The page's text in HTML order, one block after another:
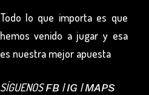
Todo lo que importa es que
hemos venido a jugar y esa
es nuestra mejor apuesta
SÍGUENOSFB|IG|MAPS